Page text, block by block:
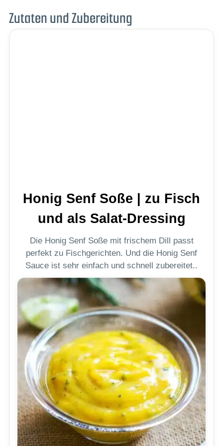
Zutaten und Zubereitung
Honig Senf Soße | zu Fisch
und als Salat-Dressing
Die Honig Senf Soße mit frischem Dill passt
perfekt zu Fischgerichten. Und die Honig Senf
Sauce ist sehr einfach und schnell zubereitet..